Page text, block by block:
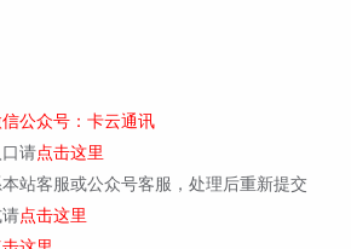
公众号：卡云通讯
请点击这里
站客服或公众号客服，处理后重新提交
点击这里